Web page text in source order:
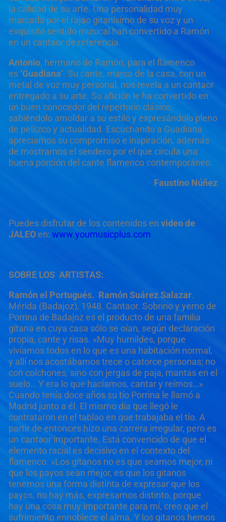
la calidad de su arte. Una personalidad muy
marcada por el rajao gitanísimo de su voz y un
exquisito sentido musical han convertido a Ramón
en un cantaor de referencia.
Antonio, hermano de Ramón, para el flamenco
es ‘Guadiana’. Su cante, marca de la casa, con un
metal de voz muy personal, nos revela a un cantaor
entregado a su arte. Su afición le ha convertido en
un buen conocedor del repertorio clásico,
sabiéndolo amoldar a su estilo y expresándolo pleno
de pellizco y actualidad. Escuchando a Guadiana
apreciamos su compromiso e inspiración, además
de mostrarnos el sendero por el que circula una
buena porción del cante flamenco contemporáneo.
Faustino Núñez
Puedes disfrutar de los contenidos en video de
JALEOen: www.youmusicplus.com
SOBRE LOS ARTISTAS:
Ramón el Portugués. Ramón Suárez Salazar.
Mérida (Badajoz), 1948. Cantaor. Sobrino y yerno de
Porrina de Badajoz es el producto de una familia
gitana en cuya casa sólo se oían, según declaración
propia, cante y risas. «Muy humildes, porque
vivíamos todos en lo que es una habitación normal,
y allí nos acostábamos trece o catorce personas; no
con colchones, sino con jergas de paja, mantas en el
suelo… Y era lo que hacíamos, cantar y reírnos…»
Cuando tenía doce años su tío Porrina le llamó a
Madrid junto a él. El mismo día que llegó le
contrataron en el tablao en que trabajaba el tío. A
partir de entonces hizo una carrera irregular, pero es
un cantaor importante. Está convencido de que el
elemento racial es decisivo en el contexto del
flamenco. «Los gitanos no es que seamos mejor, ni
que los payos sean mejor, es que los gitanos
tenemos una forma distinta de expresar que los
payos, no hay más, expresamos distinto, porque
hay una cosa muy importante para mí, creo que el
sufrimiento ennoblece el alma. Y los gitanos hemos